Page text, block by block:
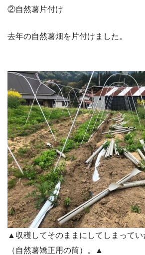
②自然薯片付け
去年の自然薯畑を片付けました。
▲収穫してそのままにしてしまって
（自然薯矯正用の筒）。▲